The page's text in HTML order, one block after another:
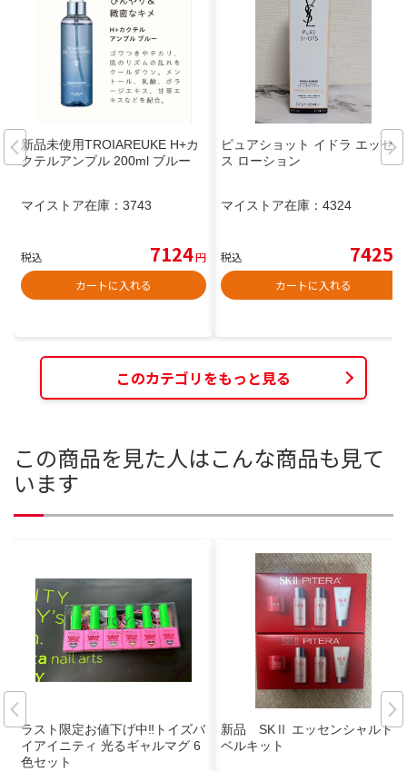
新品未使用TROIAREUKE H+カ
クテルアンプル 200ml ブルー
マイストア在庫： 3743
税込 7124円
カートに入れる
ピュアショット イドラ エッセン
ス ローション
マイストア在庫： 4324
税込 7425
カートに入れる
このカテゴリをもっと見る
この商品を見た人はこんな商品も見て
います
ラスト限定お値下げ中‼️トイズバ
イアイニティ 光るギャルマグ 6
色セット
新品 SKⅡ エッセンシャルトラ
ベルキット